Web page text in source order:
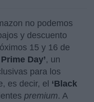
no podemos
y descuento
15 y 16 de
Day’, un
para los
es decir, el ‘Black
premium. A